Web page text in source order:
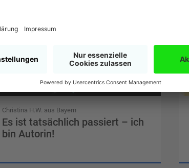
Christina H.W. aus Bayern
Es ist tatsächlich passiert – ich
bin Autorin!